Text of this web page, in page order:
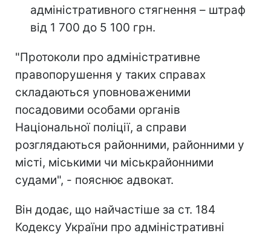
адміністративного стягнення – штраф
від 1 700 до 5 100 грн.
"Протоколи про адміністративне
правопорушення у таких справах
складаються уповноваженими
посадовими особами органів
Національної поліції, а справи
розглядаються районними, районними у
місті, міськими чи міськрайонними
судами", - пояснює адвокат.
Він додає, що найчастіше за ст. 184
Кодексу України про адміністративні